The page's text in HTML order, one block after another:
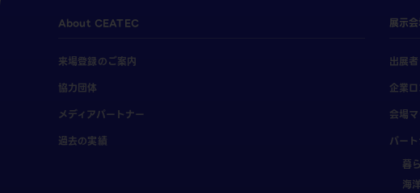
About CEATEC
来場登録のご案内
協力団体
メディアパートナー
過去の実績
展示
出展
企業
会場
パー
暮
海